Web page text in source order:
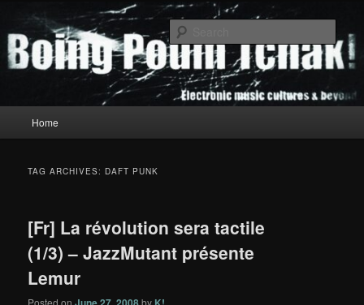
primary
content
secondary
contentBoing Poum Tchak!
Home
TAG ARCHIVES: DAFT PUNK
[Fr] La révolution sera tactile
(1/3) – JazzMutant présente
Lemur